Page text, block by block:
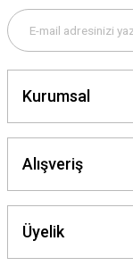
Kurumsal
Alışveriş
Üyelik